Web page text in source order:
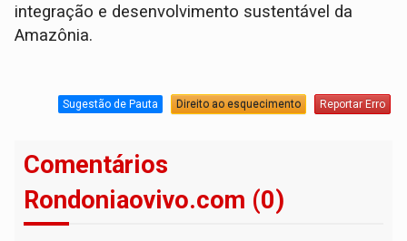
integração e desenvolvimento sustentável da
Amazônia.
Sugestão de Pauta Direito ao esquecimento Reportar Erro
Comentários
Rondoniaovivo.com (0)